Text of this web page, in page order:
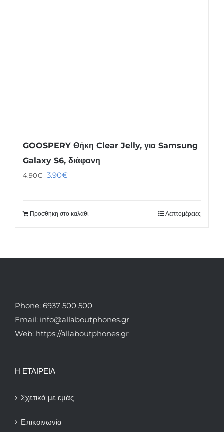
GOOSPERY Θήκη Clear Jelly, για Samsung
Galaxy S6, διάφανη
4.90€ Original
4.90€.
3.90€Η
είναι:
Προσθήκη στο καλάθι Λεπτομέρειες
Phone: 6937 500 500
Email: info@allaboutphones.gr
Web: https://allaboutphones.gr
Η ΕΤΑΙΡΕΙΑ
Σχετικά με εμάς
Επικοινωνία